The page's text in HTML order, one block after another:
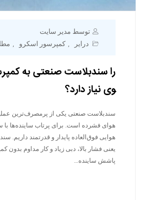
توسط مدیر سایت
درایر
, کمپرسور اسکرو ,
را سندبلاست صنعتی به
وی نیاز دارد؟
سندبلاست صنعتی یکی از پرمصرف‌ترین
هوای فشرده است. برای پرتاب ساینده‌ها با
هوایی فوق‌العاده پایدار و قدرتمند داریم.
یعنی فشار بالا، دبی زیاد و کار مداوم بدون
پاشش ساینده…